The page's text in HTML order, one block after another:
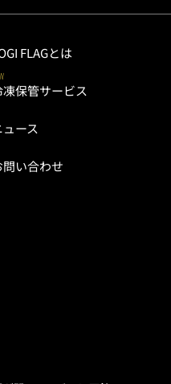
FLAGとは
凍保管サービス
ュース
問い合わせ